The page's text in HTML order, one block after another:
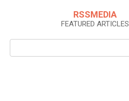
RSSMEDIA
FEATURED ARTICLES
Search: